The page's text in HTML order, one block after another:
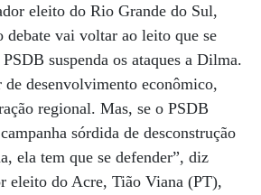
eleito do Rio Grande do Sul,
debate vai voltar ao leito que se
suspenda os ataques a Dilma.
desenvolvimento econômico,
regional. Mas, se o PSDB
sórdida de desconstrução
ela tem que se defender”, diz
eleito do Acre, Tião Viana (PT),